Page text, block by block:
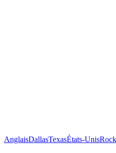
AnglaisDallasTexasÉtats-UnisRock